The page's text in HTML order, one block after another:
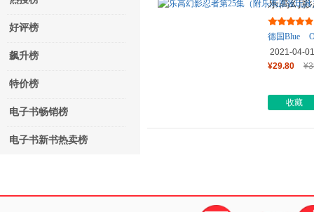
好评榜
飙升榜
特价榜
电子书畅销榜
电子书新书热卖榜
乐高幻
德国Blue
2021-04-01
¥29.80
收藏